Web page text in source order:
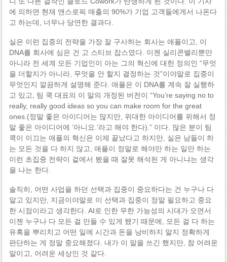
에 의하면 현재 앤스로픽 매출의 90%가 기업 고객들에게서 나온다
고 하는데, 너무나 당연한 결과다.
실은 이런 집중의 전략을 가장 잘 구사하는 회사는 애플이고, 이
DNA를 회사에 심은 건 고 스티브 잡스였다. 이젠 실리콘밸리뿐만
아니라 전 세계 모든 기업인이 아는 그의 혁신에 대한 정의인 “무엇
을 더할지가 아니라, 무엇을 안 할지 결정하는 것”이야말로 집중이
무엇인지 깔끔하게 설명해 준다. 애플은 이 DNA를 계속 잘 실행하
고 있고, 팀 쿡 대표의 이 말의 개정된 버전이 “You’re saying no to
really, really good ideas so you can make room for the great
ones.(정말 좋은 아이디어는 많지만, 위대한 아이디어를 위해서 정
말 좋은 아이디어에 ‘아니요.’라고 해야 한다).” 이다. 많은 분이 팀
쿡이 이끄는 애플의 혁신은 이제 끝났다고 하지만, 실은 남들이 하
는 모든 것을 다 하지 않고, 애플이 정말로 해야만 하는 일만 하는
이런 초집중 전략이 겉에서 봤을 때 잘못 해석된 게 아니냐는 생각
을 나는 한다.
솔직히, 어떤 사업을 하던 선택과 집중이 중요하다는 건 누구나 다
알고 있지만, 지금이야말로 이 선택과 집중이 정말 필요하고 중요
한 시점이라고 생각한다. AI로 인한 무한 가능성의 시대가 오면서
이젠 누구나 다 모든 걸 만들 수 있게 됐기 때문에, 모든 걸 다 하는
유혹을 뿌리치고 어떤 일에 시간과 돈을 낭비하지 말지 정확하게
판단하는 게 정말 중요해졌다. 내가 이 말을 쓰긴 했지만, 참 어려운
말이고, 어려운 세상인 것 같다.